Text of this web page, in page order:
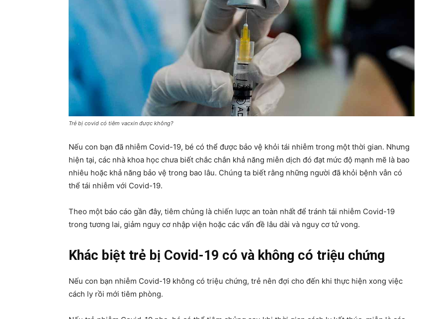
cho
và
Trẻ bị covid có tiêm vacxin được không?
Nếu con bạn đã nhiễm Covid-19, bé có thể được bảo vệ khỏi tái nhiễm trong một thời gian. Nhưng
hiện tại, các nhà khoa học chưa biết chắc chắn khả năng miễn dịch đó đạt mức độ mạnh mẽ là bao
nhiêu hoặc khả năng bảo vệ trong bao lâu. Chúng ta biết rằng những người đã khỏi bệnh vẫn có
thể tái nhiễm với Covid-19.
Theo một báo cáo gần đây, tiêm chủng là chiến lược an toàn nhất để tránh tái nhiễm Covid-19
trong tương lai, giảm nguy cơ nhập viện hoặc các vấn đề lâu dài và nguy cơ tử vong.
Khác biệt trẻ bị Covid-19 có và không có triệu chứng
Nếu con bạn nhiễm Covid-19 không có triệu chứng, trẻ nên đợi cho đến khi thực hiện xong việc
cách ly rồi mới tiêm phòng.